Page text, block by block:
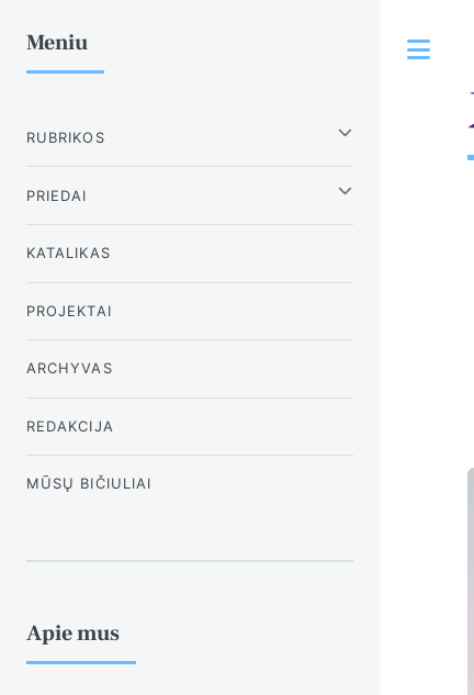
Meniu
RUBRIKOS
PRIEDAI
KATALIKAS
PROJEKTAI
ARCHYVAS
REDAKCIJA
MŪSŲ BIČIULIAI
Apie mus